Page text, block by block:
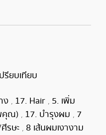
รียบเทียบ
ง , 17. Hair , 5. เพิ่ม
คุณ) , 17. บำรุงผม , 7
รษะ , 8 เส้นผมเงางาม